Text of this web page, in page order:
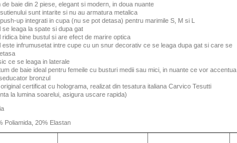
de baie din 2 piese, elegant si modern, in doua nuante
sunt intarite si nu au armatura metalica
up integrati in cupa (nu se pot detasa) pentru marimile S, M si L
se leaga la spate si dupa gat
ridica bine bustul si are efect de marire optica
este infrumusetat intre cupe cu un snur decorativ ce se leaga dupa gat si care se
ce se leaga in laterale
de baie ideal pentru femeile cu busturi medii sau mici, in nuante ce vor accentua
bronzul
certificat cu holograma, realizat din tesatura italiana Carvico Tesutti
la lumina soarelui, asigura uscare rapida)
Poliamida, 20% Elastan